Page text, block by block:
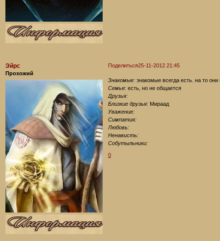
Поделиться25-11-2012 21:45
Эйрс
Прохожий
Знакомые: знакомые всегда есть. на то
Семья: есть, но не общается
Друзья:
Близкие друзья: Мираад
Уважение:
Симпатия:
Любовь:
Ненависть:
Собутыльники:
0